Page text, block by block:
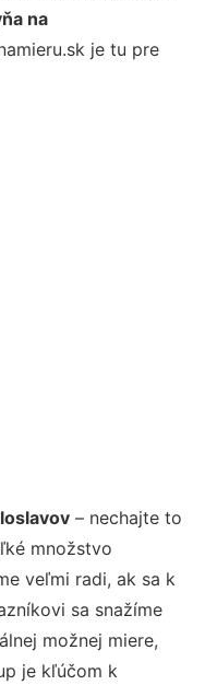
na
je tu pre
– nechajte to
množstvo
veľmi radi, ak sa k
sa snažíme
možnej miere,
je kľúčom k